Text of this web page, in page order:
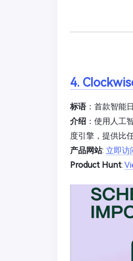
4.
标语：首款智能
介绍 ：使用人工
度引擎，提供比
产品网站: 立即访
Product Hunt: